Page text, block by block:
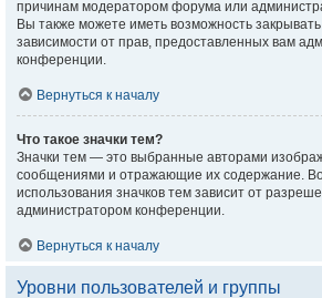
причинам модератором форума или
Вы также можете иметь возможность
зависимости от прав, предоставленных вам
конференции.
Вернуться к началу
Что такое значки тем?
Значки тем — это выбранные авторами
сообщениями и отражающие их содержание.
использования значков тем зависит от
администратором конференции.
Вернуться к началу
Уровни пользователей и группы